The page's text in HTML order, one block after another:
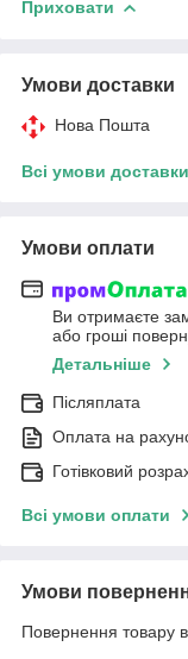
Приховати
Умови доставки
Нова Пошта
Всі умови доставки
Умови оплати
Ви отримаєте
або гроші
Детальніше
Післяплата
Оплата на
Готівковий
Всі умови оплати
Умови
Повернення товару